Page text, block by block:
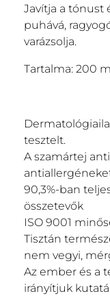
Javítja a tónust
puhává,
varázsolja.
Tartalma: 200 ml
tesztelt.
A szamártej
90,3%-ban
összetevők
ISO 9001
Tisztán
nem vegyi,
Az ember és a
irányítjuk